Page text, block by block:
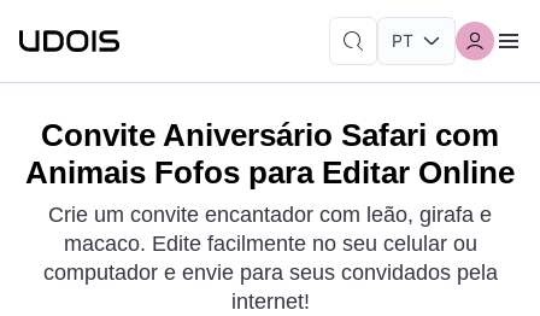
Convite Aniversário Safari com
Animais Fofos para Editar Online
Crie um convite encantador com leão, girafa e
macaco. Edite facilmente no seu celular ou
computador e envie para seus convidados pela
internet!